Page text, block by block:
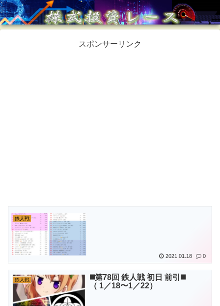
スポンサーリンク
鉄人戦
2021.01.18 0
鉄人戦
◼️第78回 鉄人戦 初日 前引◼️
（ 1／18〜1／22）